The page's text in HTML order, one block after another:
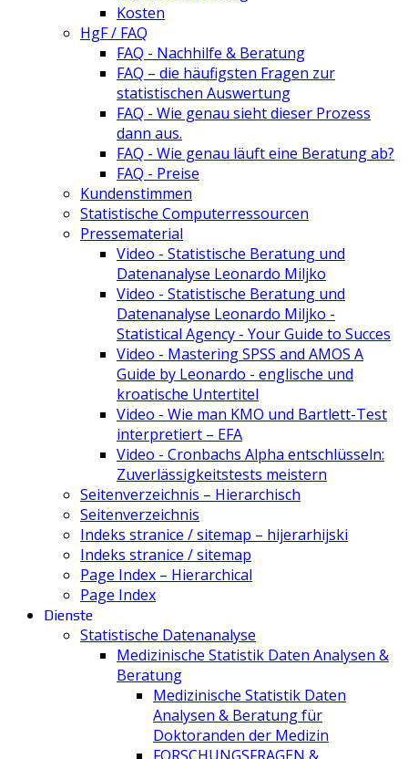
Kosten
HgF / FAQ
FAQ - Nachhilfe & Beratung
FAQ – die häufigsten Fragen zur
statistischen Auswertung
FAQ - Wie genau sieht dieser Prozess
dann aus.
FAQ - Wie genau läuft eine Beratung ab?
FAQ - Preise
Kundenstimmen
Statistische Computerressourcen
Pressematerial
Video - Statistische Beratung und
Datenanalyse Leonardo Miljko
Video - Statistische Beratung und
Datenanalyse Leonardo Miljko -
Statistical Agency - Your Guide to Succes
Video - Mastering SPSS and AMOS A
Guide by Leonardo - englische und
kroatische Untertitel
Video - Wie man KMO und Bartlett-Test
interpretiert – EFA
Video - Cronbachs Alpha entschlüsseln:
Zuverlässigkeitstests meistern
Seitenverzeichnis – Hierarchisch
Seitenverzeichnis
Indeks stranice / sitemap – hijerarhijski
Indeks stranice / sitemap
Page Index – Hierarchical
Page Index
Dienste
Statistische Datenanalyse
Medizinische Statistik Daten Analysen &
Beratung
Medizinische Statistik Daten
Analysen & Beratung für
Doktoranden der Medizin